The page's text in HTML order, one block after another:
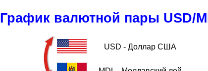
График валютной пары USD/
USD - Доллар США